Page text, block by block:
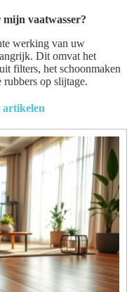
vaatwasser?
werking van uw
Dit omvat het
filters, het schoonmaken
op slijtage.
artikelen